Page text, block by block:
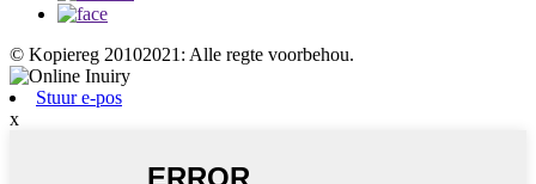
© Kopiereg 20102021: Alle regte voorbehou.
Stuur e-pos
x